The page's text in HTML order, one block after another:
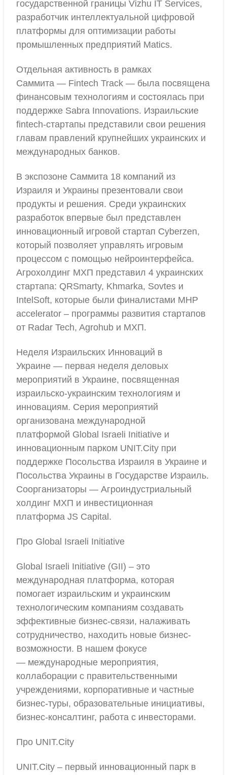
государственной границы Vizhu IT Services,
разработчик интеллектуальной цифровой
платформы для оптимизации работы
промышленных предприятий Matics.
Отдельная активность в рамках
Саммита — Fintech Track — была посвящена
финансовым технологиям и состоялась при
поддержке Sabra Innovations. Израильские
fintech-стартапы представили свои решения
главам правлений крупнейших украинских и
международных банков.
В экспозоне Саммита 18 компаний из
Израиля и Украины презентовали свои
продукты и решения. Среди украинских
разработок впервые был представлен
инновационный игровой стартап Cyberzen,
который позволяет управлять игровым
процессом с помощью нейроинтерфейса.
Агрохолдинг МХП представил 4 украинских
стартапа: QRSmarty, Khmarka, Sovtes и
IntelSoft, которые были финалистами MHP
accelerator – программы развития стартапов
от Radar Tech, Agrohub и МХП.
Неделя Израильских Инноваций в
Украине — первая неделя деловых
мероприятий в Украине, посвященная
израильско-украинским технологиям и
инновациям. Серия мероприятий
организована международной
платформой Global Israeli Initiative и
инновационным парком UNIT.City при
поддержке Посольства Израиля в Украине и
Посольства Украины в Государстве Израиль.
Соорганизаторы — Агроиндустриальный
холдинг МХП и инвестиционная
платформа JS Capital.
Про Global Israeli Initiative
Global Israeli Initiative (GII) – это
международная платформа, которая
помогает израильским и украинским
технологическим компаниям создавать
эффективные бизнес-связи, налаживать
сотрудничество, находить новые бизнес-
возможности. В нашем фокусе
— международные мероприятия,
коллаборации с правительственными
учреждениями, корпоративные и частные
бизнес-туры, образовательные инициативы,
бизнес-консалтинг, работа с инвесторами.
Про UNIT.City
UNIT.City – первый инновационный парк в